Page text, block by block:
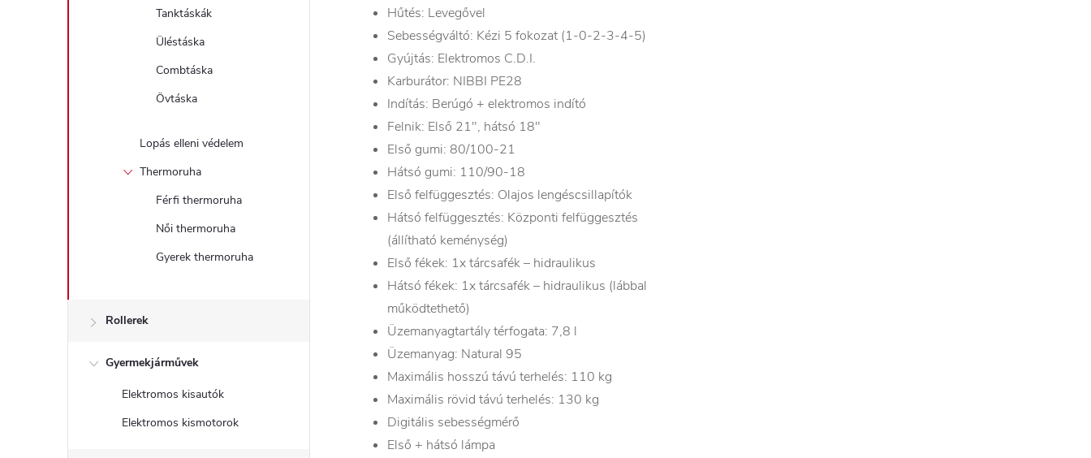
Tanktáskák
Üléstáska
Combtáska
Övtáska
Lopás elleni védelem
Thermoruha
Férfi thermoruha
Női thermoruha
Gyerek thermoruha
Rollerek
Gyermekjárművek
Elektromos kisautók
Elektromos kismotorok
Hűtés: Levegővel
Sebességváltó: Kézi 5 fokozat (1-0-2-3-4-5)
Gyújtás: Elektromos C.D.I.
Karburátor: NIBBI PE28
Indítás: Berúgó + elektromos indító
Felnik: Első 21″, hátsó 18″
Első gumi: 80/100-21
Hátsó gumi: 110/90-18
Első felfüggesztés: Olajos lengéscsillapítók
Hátsó felfüggesztés: Központi felfüggesztés
(állítható keménység)
Első fékek: 1x tárcsafék – hidraulikus
Hátsó fékek: 1x tárcsafék – hidraulikus (lábbal
működtethető)
Üzemanyagtartály térfogata: 7,8 l
Üzemanyag: Natural 95
Maximális hosszú távú terhelés: 110 kg
Maximális rövid távú terhelés: 130 kg
Digitális sebességmérő
Első + hátsó lámpa